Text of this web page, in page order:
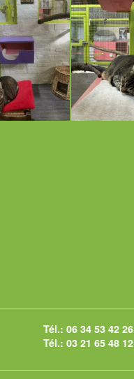
Tél.: 06 34 53 42 26
Tél.: 03 21 65 48 12